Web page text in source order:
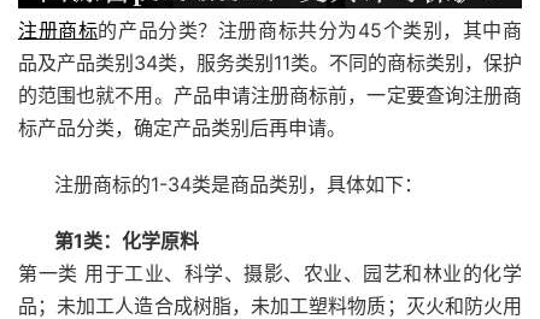
注册商标的产品分类？注册商标共分为45个类别，其中商
品及产品类别34类，服务类别11类。不同的商标类别，保护
的范围也就不用。产品申请注册商标前，一定要查询注册商
标产品分类，确定产品类别后再申请。
注册商标的1-34类是商品类别，具体如下：
第1类：化学原料
第一类 用于工业、科学、摄影、农业、园艺和林业的化学
品；未加工人造合成树脂，未加工塑料物质；灭火和防火用